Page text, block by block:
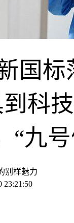
别样魅力
23:21:50